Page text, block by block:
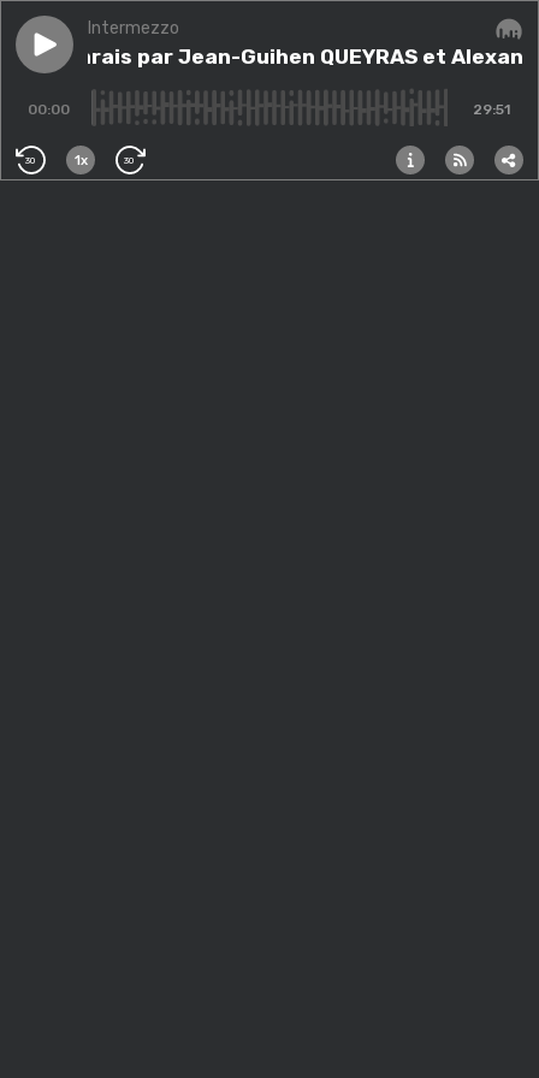
Play episode Marin Marais par Jean-Guihen QUEYRAS et
Intermezzo
Marais par Jean-Guihen QUEYRAS et
00:00 29:51
30 1x 30